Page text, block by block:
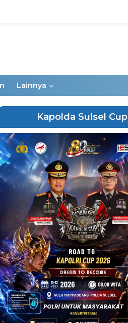
Lainnya
Kapolda Sulsel Cup